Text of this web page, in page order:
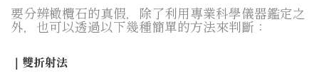
要分辨橄欖石的真假，除了利用專業科學儀器鑑定之
外，也可以透過以下幾種簡單的方法來判斷：
｜雙折射法